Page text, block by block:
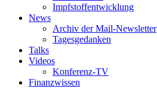
Impfstoffentwicklung
News
Archiv der Mail-Newsletter
Tagesgedanken
Talks
Videos
Konferenz-TV
Finanzwissen